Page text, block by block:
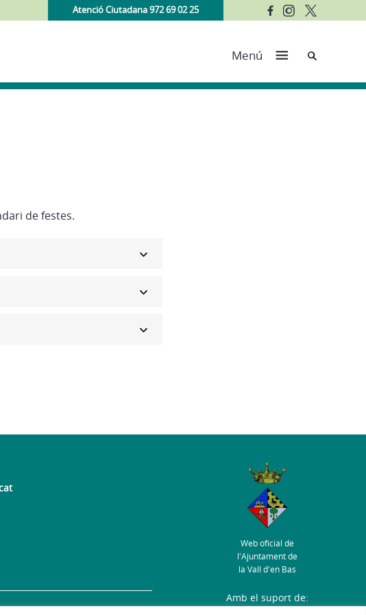
Atenció Ciutadana 972 69 02 25
Menú Cerca
de festes.
Web oficial de
l'Ajuntament de
la Vall d'en Bas
Amb el suport de: